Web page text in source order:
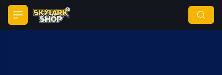
Open menu
menu